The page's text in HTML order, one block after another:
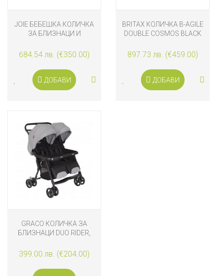
JOIE БЕБЕШКА КОЛИЧКА
ЗА БЛИЗНАЦИ И
ESTRELLA™, EBONY
684.54 лв. (€350.00)
ДОБАВИ
BRITAX КОЛИЧКА B-AGILE
DOUBLE COSMOS BLACK
897.73 лв. (€459.00)
ДОБАВИ
GRACO КОЛИЧКА ЗА
БЛИЗНАЦИ DUO RIDER,
399.00 лв. (€204.00)